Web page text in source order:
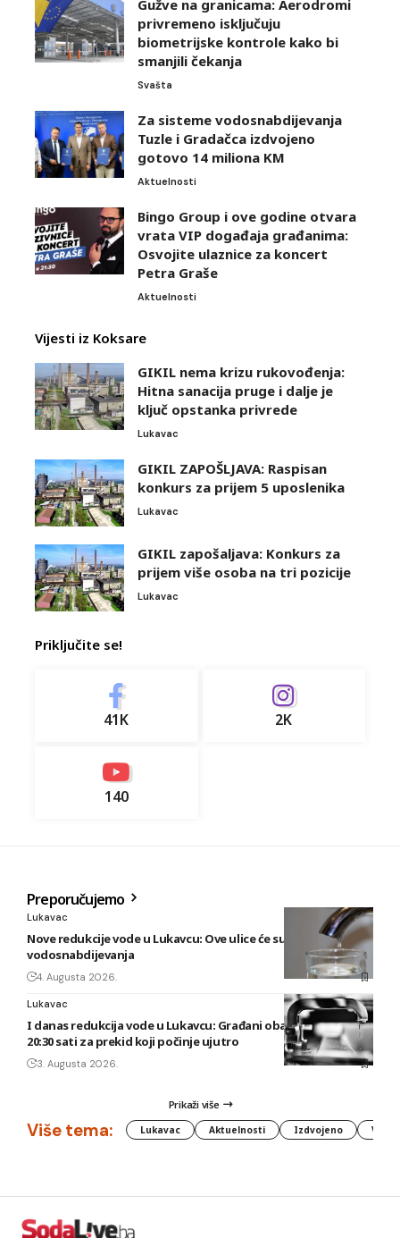
Gužve na granicama: Aerodromi
privremeno isključuju
biometrijske kontrole kako bi
smanjili čekanja
Svašta
Za sisteme vodosnabdijevanja
Tuzle i Gradačca izdvojeno
gotovo 14 miliona KM
Aktuelnosti
Bingo Group i ove godine otvara
vrata VIP događaja građanima:
Osvojite ulaznice za koncert
Petra Graše
Aktuelnosti
Vijesti iz Koksare
GIKIL nema krizu rukovođenja:
Hitna sanacija pruge i dalje je
ključ opstanka privrede
Lukavac
GIKIL ZAPOŠLJAVA: Raspisan
konkurs za prijem 5 uposlenika
Lukavac
GIKIL zapošaljava: Konkurs za
prijem više osoba na tri pozicije
Lukavac
Priključite se!
41K 2K
140
Preporučujemo
Lukavac
Nove redukcije vode u Lukavcu: Ove ulice će sutra biti bez
vodosnabdijevanja
4. Augusta 2026.
Lukavac
I danas redukcija vode u Lukavcu: Građani obaviješteni tek u
20:30 sati za prekid koji počinje ujutro
3. Augusta 2026.
Prikaži više
Više tema: Lukavac Aktuelnosti Izdvojeno